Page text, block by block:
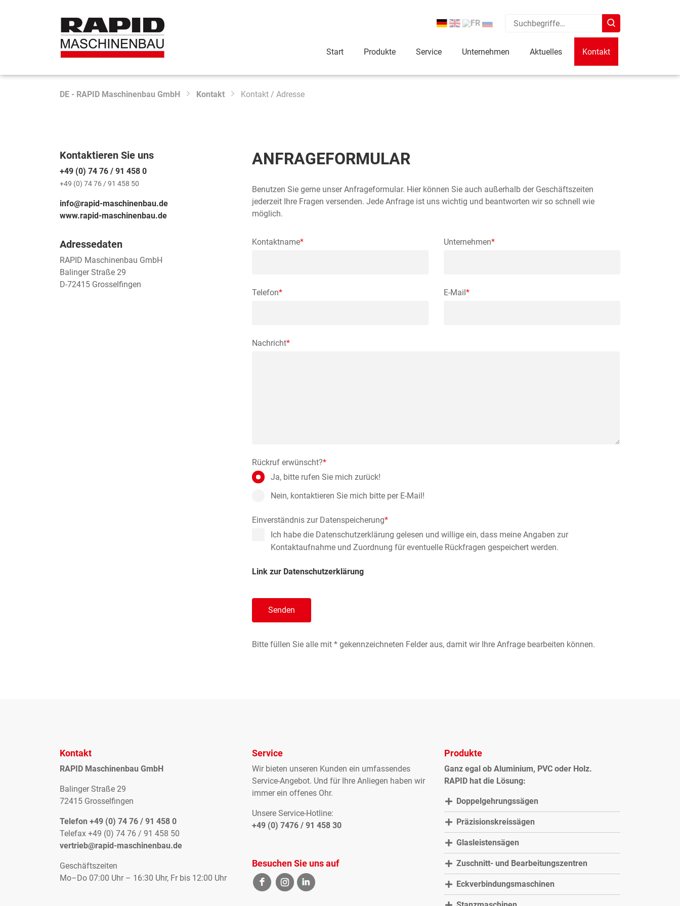
Type 2 or more characters for results.
Start
Produkte Service Unternehmen Aktuelles Kontakt
DE - RAPID Maschinenbau GmbH Kontakt Kontakt / Adresse
Kontaktieren Sie uns
+49 (0) 74 76 / 91 458 0
+49 (0) 74 76 / 91 458 50
info@rapid-maschinenbau.de
www.rapid-maschinenbau.de
Adressedaten
RAPID Maschinenbau GmbH
Balinger Straße 29
D-72415 Grosselfingen
ANFRAGE­FORMULAR
Benutzen Sie gerne unser Anfrageformular. Hier können Sie auch außerhalb der Geschäftszeiten
jederzeit Ihre Fragen versenden. Jede Anfrage ist uns wichtig und beantworten wir so schnell wie
möglich.
Kontaktname* Unternehmen*
Telefon* E-Mail*
Nachricht*
Rückruf erwünscht?*
Ja, bitte rufen Sie mich zurück!
Nein, kontaktieren Sie mich bitte per E-Mail!
Einverständnis zur Datenspeicherung*
Ich habe die Datenschutzerklärung gelesen und willige ein, dass meine Angaben zur
Kontaktaufnahme und Zuordnung für eventuelle Rückfragen gespeichert werden.
Link zur Datenschutzerklärung
Senden
Bitte füllen Sie alle mit * gekennzeichneten Felder aus, damit wir Ihre Anfrage bearbeiten können.
Kontakt
RAPID Maschinenbau GmbH
Balinger Straße 29
72415 Grosselfingen
Telefon +49 (0) 74 76 / 91 458 0
Telefax +49 (0) 74 76 / 91 458 50
vertrieb@rapid-maschinenbau.de
Geschäftszeiten
Mo–Do 07:00 Uhr – 16:30 Uhr, Fr bis 12:00 Uhr
Service
Wir bieten unseren Kunden ein umfassendes
Service-Angebot. Und für Ihre Anliegen haben wir
immer ein offenes Ohr.
Unsere Service-Hotline:
+49 (0) 7476 / 91 458 30
Besuchen Sie uns auf
Produkte
Ganz egal ob Aluminium, PVC oder Holz.
RAPID hat die Lösung:
Doppelgehrungssägen
Präzisionskreissägen
Glasleistensägen
Zuschnitt- und Bearbeitungszentren
Eckverbindungsmaschinen